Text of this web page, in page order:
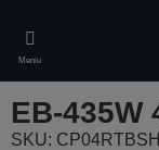
main
content
Meniu
EB-435W
SKU: